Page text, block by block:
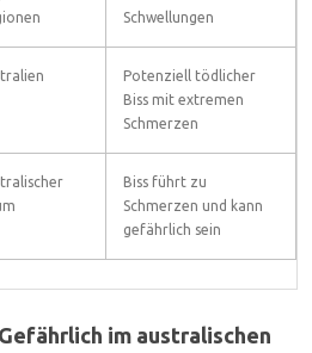
Schwellungen
Potenziell tödlicher
Biss mit extremen
Schmerzen
Biss führt zu
Schmerzen und kann
gefährlich sein
im australischen